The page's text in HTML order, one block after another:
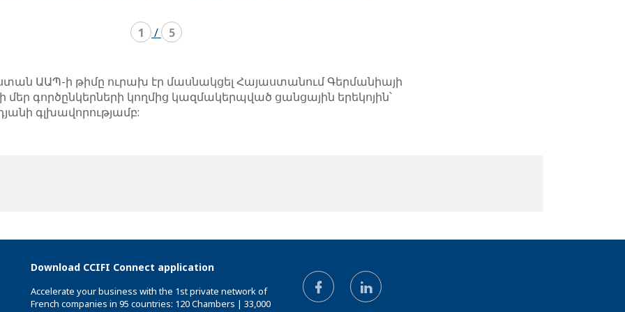
1 / 5
ԱԱՊ-ի թիմը ուրախ էր մասնակցել Հայաստանում Գերմանիայի
գործընկերների կողմից կազմակերպված ցանցային երեկոյին՝
գլխավորությամբ:
Download CCIFI Connect application
Accelerate your business with the 1st private network of
French companies in 95 countries: 120 Chambers | 33,000